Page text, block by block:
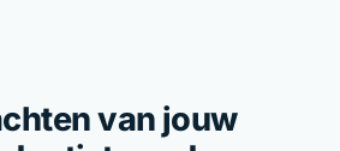
van jouw